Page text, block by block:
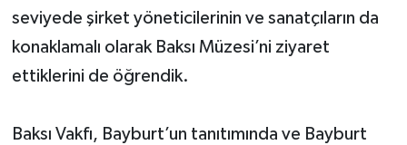
seviyede şirket yöneticilerinin ve sanatçıların da
konaklamalı olarak Baksı Müzesi’ni ziyaret
ettiklerini de öğrendik.
Baksı Vakfı, Bayburt’un tanıtımında ve Bayburt